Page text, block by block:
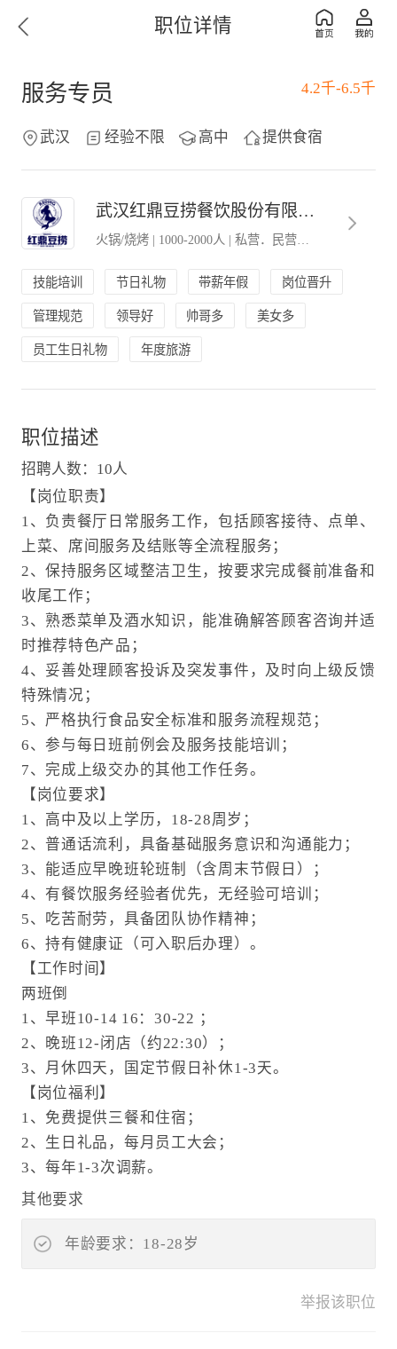
职位详情
服务专员 4.2千-6.5千
武汉 经验不限 高中 提供食宿
武汉红鼎豆捞餐饮股份有限公司
火锅/烧烤 | 1000-2000人 | 私营．民营企业
技能培训 节日礼物 带薪年假 岗位晋升
管理规范 领导好 帅哥多 美女多
员工生日礼物 年度旅游
职位描述
招聘人数：10人
【岗位职责】
1、负责餐厅日常服务工作，包括顾客接待、点单、
上菜、席间服务及结账等全流程服务；
2、保持服务区域整洁卫生，按要求完成餐前准备和
收尾工作；
3、熟悉菜单及酒水知识，能准确解答顾客咨询并适
时推荐特色产品；
4、妥善处理顾客投诉及突发事件，及时向上级反馈
特殊情况；
5、严格执行食品安全标准和服务流程规范；
6、参与每日班前例会及服务技能培训；
7、完成上级交办的其他工作任务。
【岗位要求】
1、高中及以上学历，18-28周岁；
2、普通话流利，具备基础服务意识和沟通能力；
3、能适应早晚班轮班制（含周末节假日）；
4、有餐饮服务经验者优先，无经验可培训；
5、吃苦耐劳，具备团队协作精神；
6、持有健康证（可入职后办理）。
【工作时间】
两班倒
1、早班10-14 16：30-22 ；
2、晚班12-闭店（约22:30）；
3、月休四天，国定节假日补休1-3天。
【岗位福利】
1、免费提供三餐和住宿；
2、生日礼品，每月员工大会；
3、每年1-3次调薪。
其他要求
年龄要求：18-28岁
举报该职位